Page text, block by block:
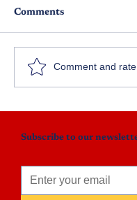
Comments
Comment and
Subscribe to our